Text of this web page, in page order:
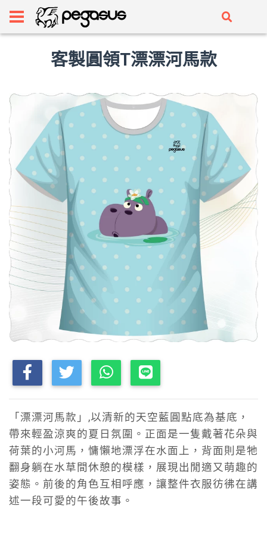
客製圓領T漂漂河馬款
「漂漂河馬款」,以清新的天空藍圓點底為基底，
帶來輕盈涼爽的夏日氛圍。正面是一隻戴著花朵與
荷葉的小河馬，慵懶地漂浮在水面上，背面則是牠
翻身躺在水草間休憩的模樣，展現出閒適又萌趣的
姿態。前後的角色互相呼應，讓整件衣服彷彿在講
述一段可愛的午後故事。